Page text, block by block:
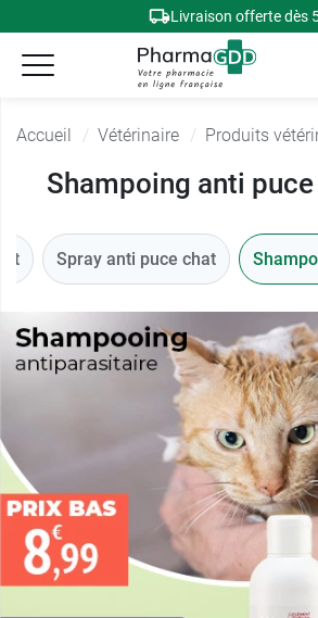
Livraison offerte dès
Accueil Vétérinaire Produits
Shampoing anti
Spray anti puce chat